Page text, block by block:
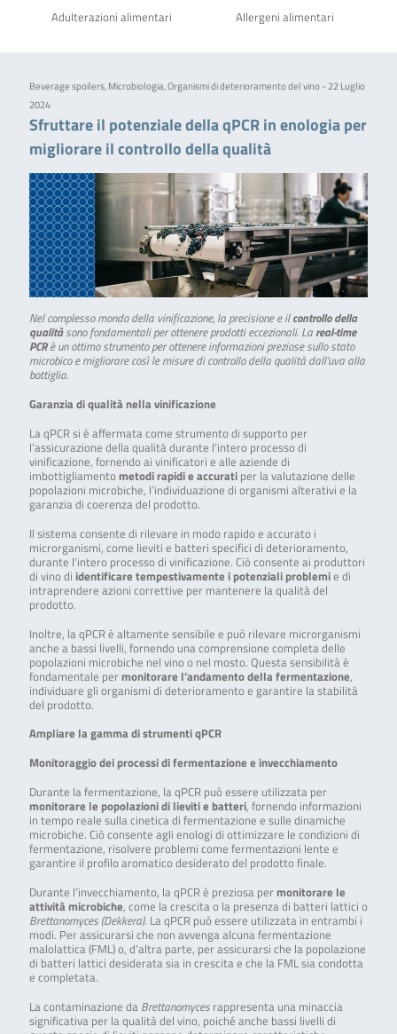
Adulterazioni alimentari Allergeni alimentari
Beverage spoilers, Microbiologia, Organismi di deterioramento del vino - 22 Luglio
2024
Sfruttare il potenziale della qPCR in enologia per
migliorare il controllo della qualità
Nel complesso mondo della vinificazione, la precisione e ilcontrollo della
qualitàsono fondamentali per ottenere prodotti eccezionali. La real-time
PCRè un ottimo strumento per ottenere informazioni preziose sullo stato
microbico e migliorare così le misure di controllo della qualità dall’uva alla
bottiglia.
Garanzia di qualità nella vinificazione
La qPCR si è affermata come strumento di supporto per
l’assicurazione della qualità durante l’intero processo di
vinificazione, fornendo ai vinificatori e alle aziende di
imbottigliamentometodi rapidi e accuratiper la valutazione delle
popolazioni microbiche, l’individuazione di organismi alterativi e la
garanzia di coerenza del prodotto.
Il sistema consente di rilevare in modo rapido e accurato i
microrganismi, come lieviti e batteri specifici di deterioramento,
durante l’intero processo di vinificazione. Ciò consente ai produttori
di vino di identificare tempestivamente i potenziali problemie di
intraprendere azioni correttive per mantenere la qualità del
prodotto.
Inoltre, la qPCR è altamente sensibile e può rilevare microrganismi
anche a bassi livelli, fornendo una comprensione completa delle
popolazioni microbiche nel vino o nel mosto. Questa sensibilità è
fondamentale per monitorare l’andamento della fermentazione,
individuare gli organismi di deterioramento e garantire la stabilità
del prodotto.
Ampliare la gamma di strumenti qPCR
Monitoraggio dei processi di fermentazione e invecchiamento
Durante la fermentazione, la qPCR può essere utilizzata per
monitorare le popolazioni di lieviti e batteri, fornendo informazioni
in tempo reale sulla cinetica di fermentazione e sulle dinamiche
microbiche. Ciò consente agli enologi di ottimizzare le condizioni di
fermentazione, risolvere problemi come fermentazioni lente e
garantire il profilo aromatico desiderato del prodotto finale.
Durante l’invecchiamento, la qPCR è preziosa per monitorare le
attività microbiche, come la crescita o la presenza di batteri lattici o
Brettanomyces (Dekkera). La qPCR può essere utilizzata in entrambi i
modi. Per assicurarsi che non avvenga alcuna fermentazione
malolattica (FML) o, d’altra parte, per assicurarsi che la popolazione
di batteri lattici desiderata sia in crescita e che la FML sia condotta
e completata.
La contaminazione da Brettanomyces rappresenta una minaccia
significativa per la qualità del vino, poiché anche bassi livelli di